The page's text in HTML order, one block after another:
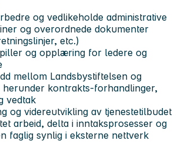
og vedlikeholde administrative
og overordnede dokumenter
etc.)
og opplæring for ledere og
mellom Landsbystiftelsen og
herunder kontrakts-forhandlinger,
vedtak
og videreutvikling av tjenestetilbudet
arbeid, delta i inntaksprosesser og
faglig synlig i eksterne nettverk